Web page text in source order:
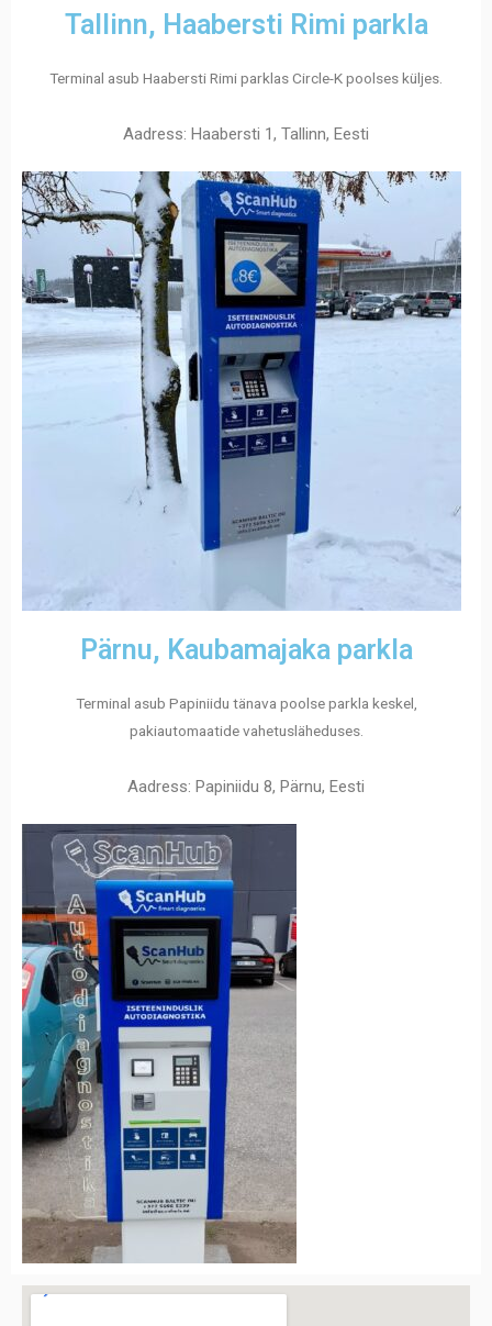
Tallinn, Haabersti Rimi parkla
Terminal asub Haabersti Rimi parklas Circle-K poolses küljes.
Aadress: Haabersti 1, Tallinn, Eesti
Pärnu, Kaubamajaka parkla
Terminal asub Papiniidu tänava poolse parkla keskel,
pakiautomaatide vahetusläheduses.
Aadress: Papiniidu 8, Pärnu, Eesti